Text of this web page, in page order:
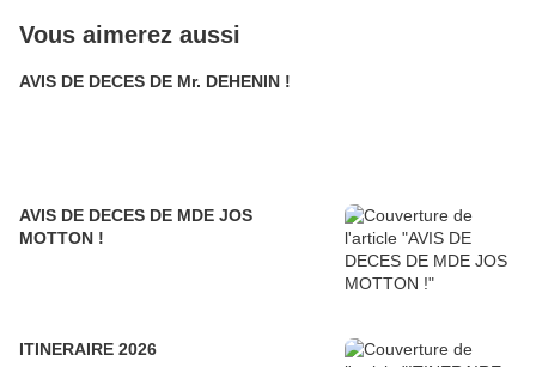
Vous aimerez aussi
AVIS DE DECES DE Mr. DEHENIN !
AVIS DE DECES DE MDE JOS
MOTTON !
ITINERAIRE 2026